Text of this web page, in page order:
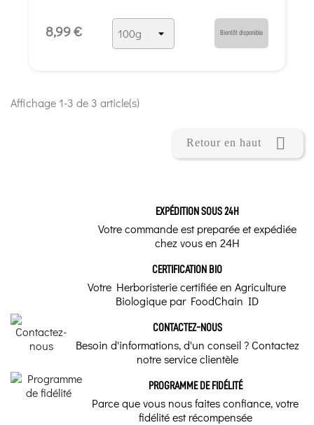
8,99 € Bientôt disponible
Affichage 1-3 de 3 article(s)
Retour en haut 
EXPÉDITION SOUS 24H
Votre commande est preparée et expédiée
chez vous en 24H
CERTIFICATION BIO
Votre Herboristerie certifiée en Agriculture
Biologique par FoodChain ID
CONTACTEZ-NOUS
Besoin d'informations, d'un conseil ? Contactez
notre service clientèle
PROGRAMME DE FIDÉLITÉ
Parce que vous nous faites confiance, votre
fidélité est récompensée